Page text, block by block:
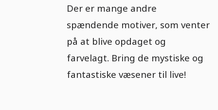
Der er mange andre
spændende motiver, som venter
på at blive opdaget og
farvelagt. Bring de mystiske og
fantastiske væsener til live!